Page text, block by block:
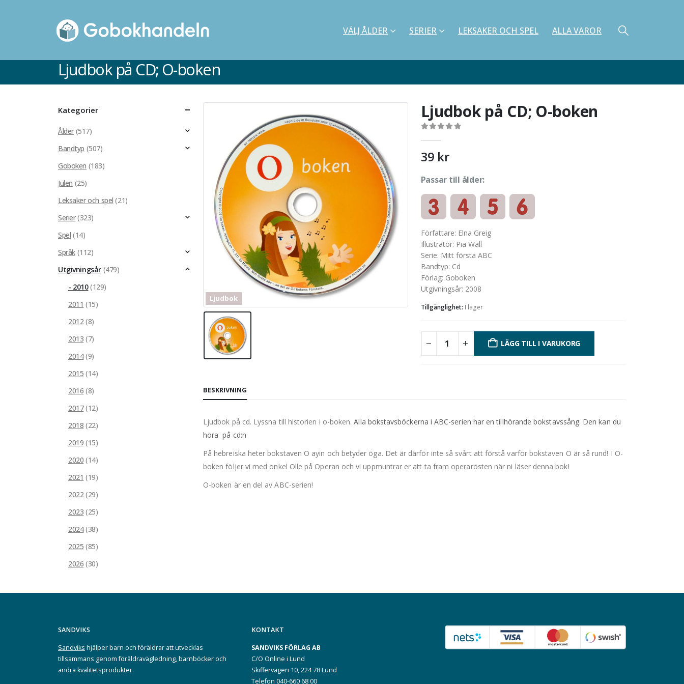
VÄLJ ÅLDER SERIER LEKSAKER OCH SPEL ALLA VAROR
Ljudbok på CD; O-boken
Ljudbok
Ljudbok på CD; O-boken
39 kr
Passar till ålder:
Författare: Elna Greig
Illustratör: Pia Wall
Serie: Mitt första ABC
Bandtyp: Cd
Förlag: Goboken
Utgivningsår: 2008
Tillgänglighet: I lager
LÄGG TILL I VARUKORG
BESKRIVNING
Ljudbok på cd. Lyssna till historien i o-boken.Alla bokstavsböckerna i ABC-serien har en tillhörande bokstavssång. Den kan du
höra på cd:n
På hebreiska heter bokstaven O ayin och betyder öga. Det är därför inte så svårt att förstå varför bokstaven O är så rund! I O-
boken följer vi med onkel Olle på Operan och vi uppmuntrar er att ta fram operarösten när ni läser denna bok!
O-boken är en del av ABC-serien!
Kategorier
Ålder (517)
Bandtyp (507)
Goboken (183)
Julen (25)
Leksaker och spel (21)
Serier(323)
Spel (14)
Språk (112)
Utgivningsår (479)
- 2010(129)
2011 (15)
2012(8)
2013 (7)
2014(9)
2015 (14)
2016 (8)
2017(12)
2018 (22)
2019 (15)
2020 (14)
2021 (19)
2022(29)
2023 (25)
2024(38)
2025 (85)
2026 (30)
SANDVIKS
Sandviks hjälper barn och föräldrar att utvecklas
tillsammans genom föräldravägledning, barnböcker och
andra kvalitetsprodukter.
KONTAKT
SANDVIKS FÖRLAG AB
C/O Online i Lund
Skiffervägen 10, 224 78 Lund
Telefon 040-660 68 00